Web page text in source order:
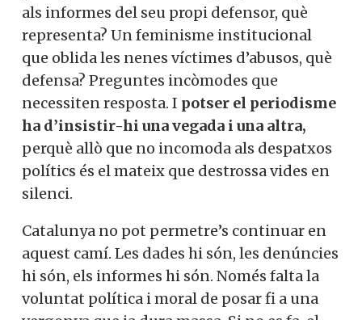
als informes del seu propi defensor, què
representa? Un feminisme institucional
que oblida les nenes víctimes d’abusos, què
defensa? Preguntes incòmodes que
necessiten resposta. I potser el periodisme
ha d’insistir-hi una vegada i una altra,
perquè allò que no incomoda als despatxos
polítics és el mateix que destrossa vides en
silenci.
Catalunya no pot permetre’s continuar en
aquest camí. Les dades hi són, les denúncies
hi són, els informes hi són. Només falta la
voluntat política i moral de posar fi a una